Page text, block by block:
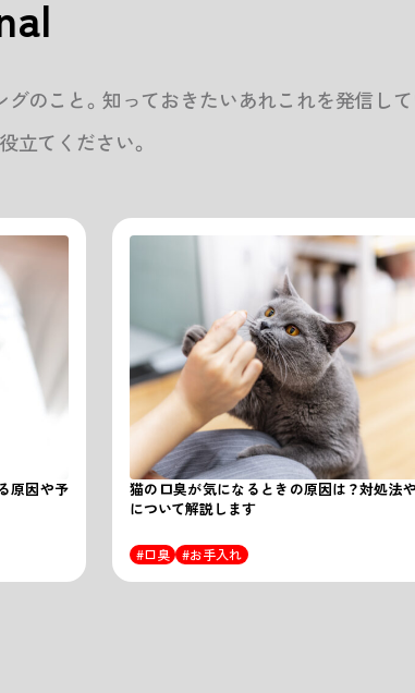
のこと。知っておきたいあれこれを発信して
立てください。
原因や予
猫の口臭が気になるときの原因は？対処法
について解説します
口臭 お手入れ